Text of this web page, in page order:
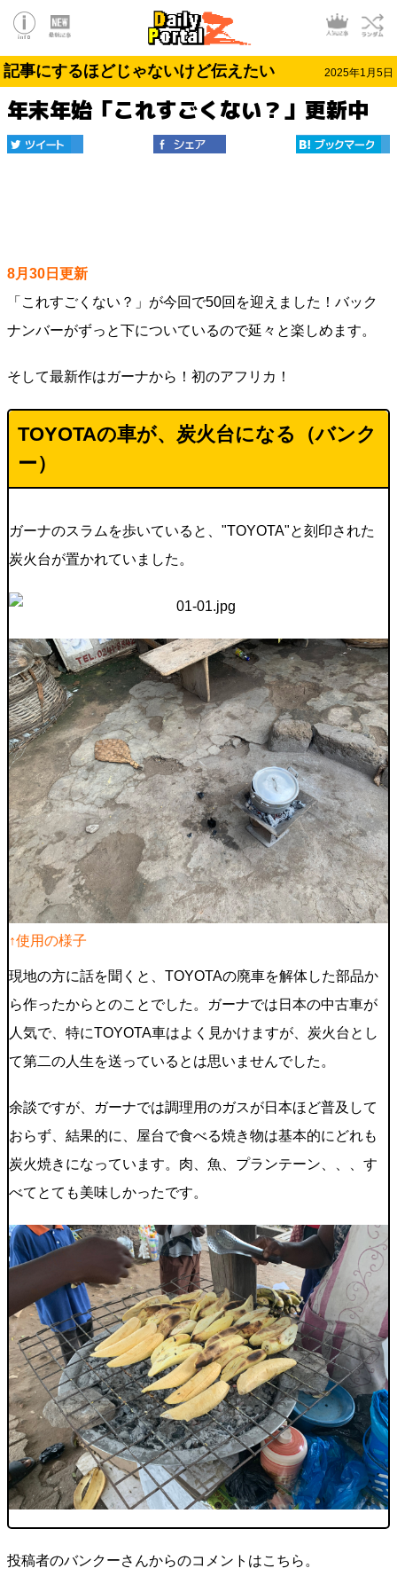
記事にするほどじゃないけど伝えたい 2025年1月5日
年末年始「これすごくない？」更新中
8月30日更新
「これすごくない？」が今回で50回を迎えました！バック
ナンバーがずっと下についているので延々と楽しめます。
そして最新作はガーナから！初のアフリカ！
TOYOTAの車が、炭火台になる（バンク
ー）
ガーナのスラムを歩いていると、"TOYOTA"と刻印された
炭火台が置かれていました。
↑使用の様子
現地の方に話を聞くと、TOYOTAの廃車を解体した部品か
ら作ったからとのことでした。ガーナでは日本の中古車が
人気で、特にTOYOTA車はよく見かけますが、炭火台とし
て第二の人生を送っているとは思いませんでした。
余談ですが、ガーナでは調理用のガスが日本ほど普及して
おらず、結果的に、屋台で食べる焼き物は基本的にどれも
炭火焼きになっています。肉、魚、プランテーン、、、す
べてとても美味しかったです。
投稿者のバンクーさんからのコメントはこちら。